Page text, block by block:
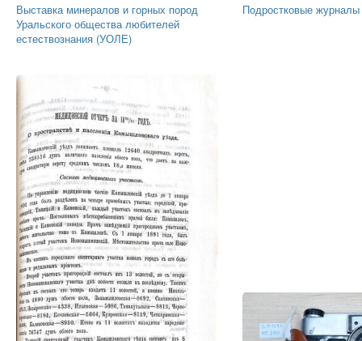
Выставка минералов и горных пород
Уральского общества любителей
естествознания (УОЛЕ)
Подростковые журналы